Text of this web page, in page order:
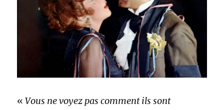
«Vous ne voyez pas comment ils sont